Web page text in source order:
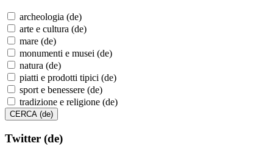
archeologia (de)
arte e cultura (de)
mare (de)
monumenti e musei (de)
natura (de)
piatti e prodotti tipici (de)
sport e benessere (de)
tradizione e religione (de)
Twitter (de)